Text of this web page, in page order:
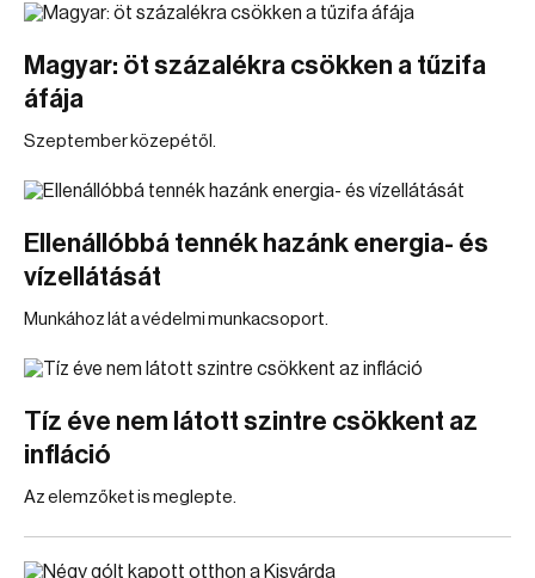
Magyar: öt százalékra csökken a tűzifa
áfája
Szeptember közepétől.
Ellenállóbbá tennék hazánk energia- és
vízellátását
Munkához lát a védelmi munkacsoport.
Tíz éve nem látott szintre csökkent az
infláció
Az elemzőket is meglepte.